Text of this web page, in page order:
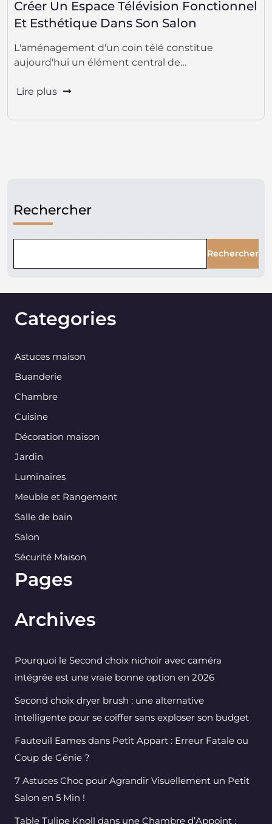
Créer Un Espace Télévision Fonctionnel
Et Esthétique Dans Son Salon
L'aménagement d'un coin télé constitue
aujourd'hui un élément central de…
Lire plus
Rechercher
Rechercher
Categories
Astuces maison
Buanderie
Chambre
Cuisine
Décoration maison
Jardin
Luminaires
Meuble et Rangement
Salle de bain
Salon
Sécurité Maison
Pages
Archives
Pourquoi le Second choix nichoir avec caméra
intégrée est une vraie bonne option en 2026
Second choix dryer brush : une alternative
intelligente pour se coiffer sans exploser son budget
Fauteuil Eames dans Petit Appart : Erreur Fatale ou
Coup de Génie ?
7 Astuces Choc pour Agrandir Visuellement un Petit
Salon en 5 Min !
Table Tulipe Knoll dans une Chambre d’Appoint :